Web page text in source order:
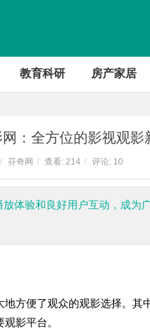
教育科研 房产家居
：全方位的影视观影
/ 芬奇网 / 查看: 214 / 评论: 10
体验和良好用户互动，成为
方便了观众的观影选择。其
影平台。